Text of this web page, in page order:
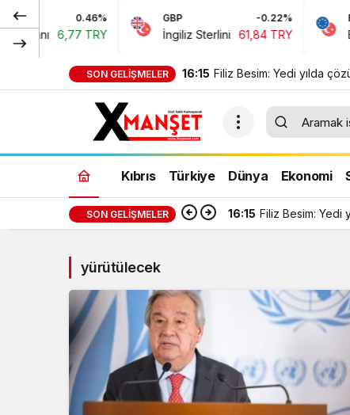
0.46%
6,77 TRY
GBP -0.22%
İngiliz Sterlini 61,84 TRY
SON GELIŞMELER 16:15 Filiz Besim: Yedi yılda
sorunlar seçim
vaatlerle çözülemez
Kıbrıs Türkiye Dünya Ekonomi
SON GELIŞMELER 16:15 Filiz Besim:
yürütülecek